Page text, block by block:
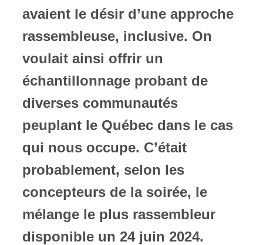
avaient le désir d’une approche
rassembleuse, inclusive. On
voulait ainsi offrir un
échantillonnage probant de
diverses communautés
peuplant le Québec dans le cas
qui nous occupe. C’était
probablement, selon les
concepteurs de la soirée, le
mélange le plus rassembleur
disponible un 24 juin 2024.